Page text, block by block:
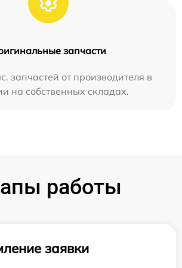
запчасти
запчастей от производителя в
на собственных складах.
работы
заявки